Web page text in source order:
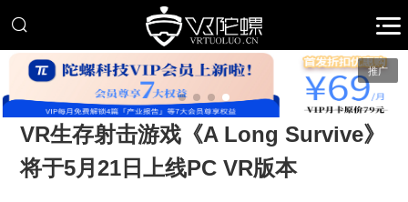
推广
VR生存射击游戏《A Long Survive》
将于5月21日上线PC VR版本